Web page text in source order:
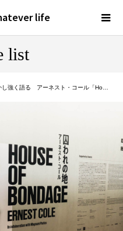
life
list
スト・コール「House of Bondage」日本初公開｜KYOTOGRAPHIE 2026